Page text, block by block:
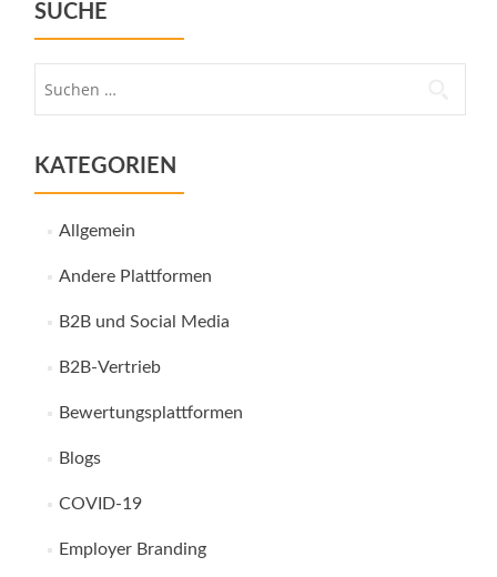
SUCHE
KATEGORIEN
Allgemein
Andere Plattformen
B2B und Social Media
B2B-Vertrieb
Bewertungsplattformen
Blogs
COVID-19
Employer Branding